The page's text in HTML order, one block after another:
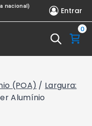
nacional) Entrar
0
(POA) / Largura:
Alumínio